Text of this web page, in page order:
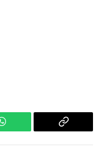
WhatsApp
Copy